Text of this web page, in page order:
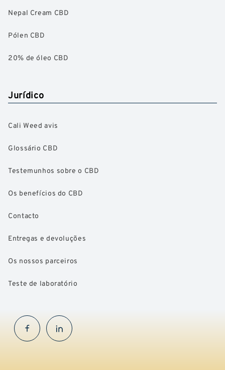
Nepal Cream CBD
Pólen CBD
20% de óleo CBD
Jurídico
Cali Weed avis
Glossário CBD
Testemunhos sobre o CBD
Os benefícios do CBD
Contacto
Entregas e devoluções
Os nossos parceiros
Teste de laboratório
FacebookInstaGram